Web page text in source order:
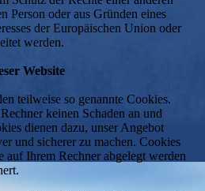
Person oder aus Gründen eines
der Europäischen Union oder
werden.
Website
teilweise so genannte Cookies.
keinen Schaden an und
dienen dazu, unser Angebot
und sicherer zu machen. Cookies
auf Ihrem Rechner abgelegt werden